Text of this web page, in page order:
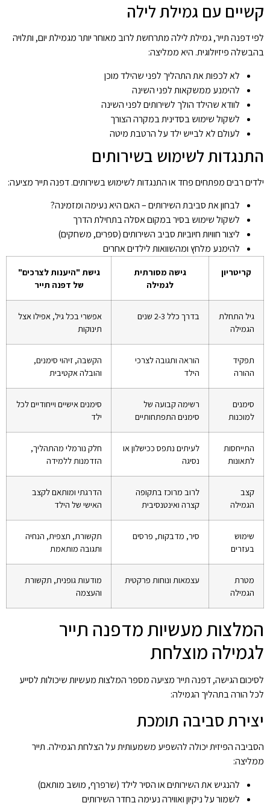
קשיים עם גמילת לילה
לפי דפנה תייר, גמילת לילה מתרחשת לרוב מאוחר יותר מגמילת יום, ותלויה
בהבשלה פיזיולוגית. היא ממליצה:
לא לכפות את התהליך לפני שהילד מוכן
להימנע ממשקאות לפני השינה
לוודא שהילד הולך לשירותים לפני השינה
לשקול שימוש בסדינית במקרה הצורך
לעולם לא לבייש ילד על הרטבת מיטה
התנגדות לשימוש בשירותים
ילדים רבים מפתחים פחד או התנגדות לשימוש בשירותים. דפנה תייר מציעה:
לבחון את סביבת השירותים – האם היא נעימה ומזמינה?
לשקול שימוש בסיר במקום אסלה בתחילת הדרך
ליצור חוויות חיוביות סביב השירותים (ספרים, משחקים)
להימנע מלחץ ומהשוואות לילדים אחרים
קריטריון
גישה מסורתית
לגמילה
גישת "היענות לצרכים"
של דפנה תייר
גיל התחלת
הגמילה
בדרך כלל 2-3 שנים
אפשרי בכל גיל, אפילו אצל
תינוקות
תפקיד
ההורה
הוראה ותגובה לצרכי
הילד
הקשבה, זיהוי סימנים,
והובלה אקטיבית
סימנים
למוכנות
רשימה קבועה של
סימנים התפתחותיים
סימנים אישיים וייחודיים לכל
ילד
התייחסות
לתאונות
לעיתים נתפס ככישלון או
נסיגה
חלק נורמלי מהתהליך,
הזדמנות ללמידה
קצב
הגמילה
לרוב מרוכז בתקופה
קצרה ואינטנסיבית
הדרגתי ומותאם לקצב
האישי של הילד
שימוש
בעזרים
סיר, מדבקות, פרסים
תקשורת, תצפית, הנחיה
ותגובה מותאמת
מטרת
הגמילה
עצמאות ונוחות פרקטית
מודעות גופנית, תקשורת
והעצמה
המלצות מעשיות מדפנה תייר
לגמילה מוצלחת
לסיכום הגישה, דפנה תייר מציעה מספר המלצות מעשיות שיכולות לסייע
לכל הורה בתהליך הגמילה:
יצירת סביבה תומכת
הסביבה הפיזית יכולה להשפיע משמעותית על הצלחת הגמילה. תייר
ממליצה:
להנגיש את השירותים או הסיר לילד (שרפרף, מושב מותאם)
לשמור על ניקיון ואווירה נעימה בחדר השירותים